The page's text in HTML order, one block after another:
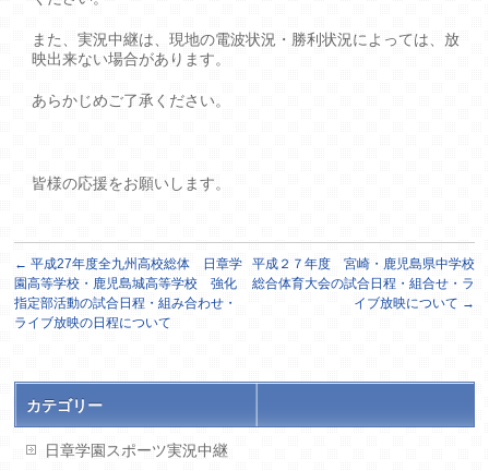
また、実況中継は、現地の電波状況・勝利状況によっては、放
映出来ない場合があります。
あらかじめご了承ください。
皆様の応援をお願いします。
← 平成27年度全九州高校総体 日章学
園高等学校・鹿児島城高等学校 強化
指定部活動の試合日程・組み合わせ・
ライブ放映の日程について
平成２７年度 宮崎・鹿児島県中学校
総合体育大会の試合日程・組合せ・ラ
イブ放映について →
カテゴリー
日章学園スポーツ実況中継